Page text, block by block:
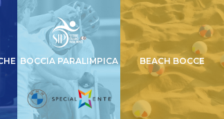
BOCCIA PARALIMPICA BEACH BOCCE